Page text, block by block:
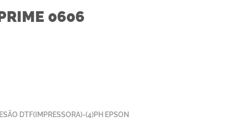
0606
DTF(IMPRESSORA)-(4)PH EPSON